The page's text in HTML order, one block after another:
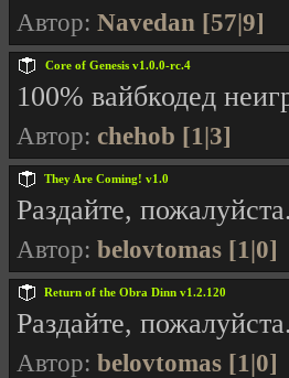
Автор: Navedan [57|9]
Core of Genesis v1.0.0-rc.4
100% вайбкодед
Автор: chehob [1|3]
They Are Coming! v1.0
Раздайте, пожалуйста.
Автор: belovtomas [1|0]
Return of the Obra Dinn v1.2.120
Раздайте, пожалуйста.
Автор: belovtomas [1|0]